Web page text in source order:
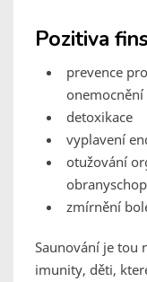
Pozitiva
prevence
detoxikace
vyplavení
otužování
zmírnění
Saunování je tou
imunity, děti,